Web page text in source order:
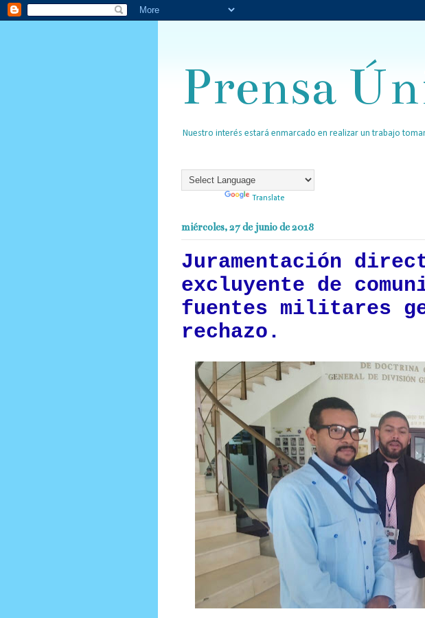
Prensa
Nuestro interés estará enmarcado en realizar un trabajo
Translate
miércoles, 27 de junio de 2018
Juramentación
excluyente de
fuentes militares
rechazo.